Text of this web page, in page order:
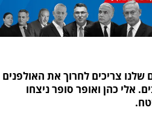
שלנו צריכים לחרוך את האולפנים
אלי כהן ואופר סופר ניצחו